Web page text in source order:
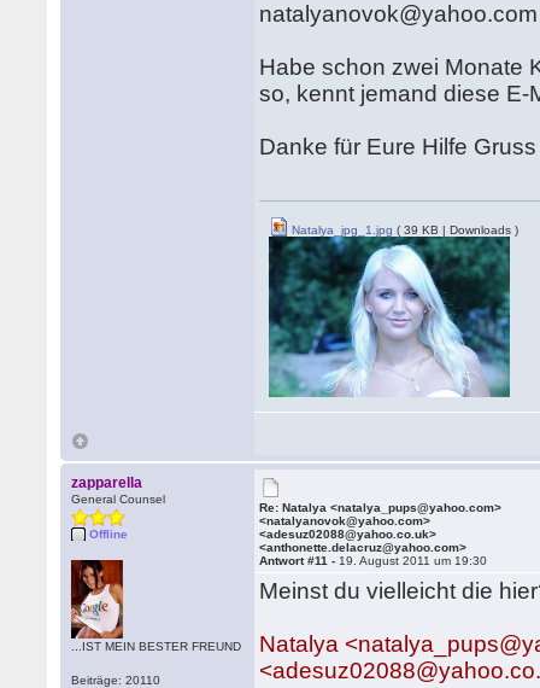
natalyanovok@yahoo.com
Habe schon zwei Monate
so, kennt jemand diese E-
Danke für Eure Hilfe
Natalya_jpg_1.jpg ( 39 KB | Downloads )
zapparella
General Counsel
Offline
...IST MEIN BESTER FREUND
Beiträge: 20110
Re: Natalya <natalya_pups@yahoo.com>
<natalyanovok@yahoo.com>
<adesuz02088@yahoo.co.uk>
<anthonette.delacruz@yahoo.com>
Antwort #11 - 19. August 2011 um 19:30
Meinst du vielleicht die
Natalya